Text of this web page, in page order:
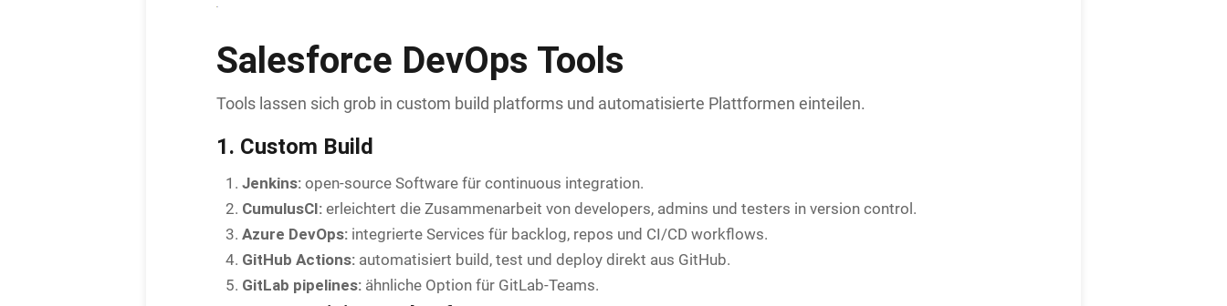
Salesforce DevOps Tools
Tools lassen sich grob in custom build platforms und automatisierte Plattformen einteilen.
1. Custom Build
Jenkins:open-source Software für continuous integration.
CumulusCI:erleichtert die Zusammenarbeit von developers, admins und testers in version control.
Azure DevOps:integrierte Services für backlog, repos und CI/CD workflows.
GitHub Actions:automatisiert build, test und deploy direkt aus GitHub.
GitLab pipelines:ähnliche Option für GitLab-Teams.